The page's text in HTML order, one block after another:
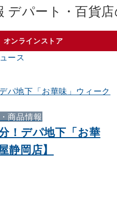
デパート・百貨
オンラインストア
ース
商品情報
！デパ地下「お華
静岡店】